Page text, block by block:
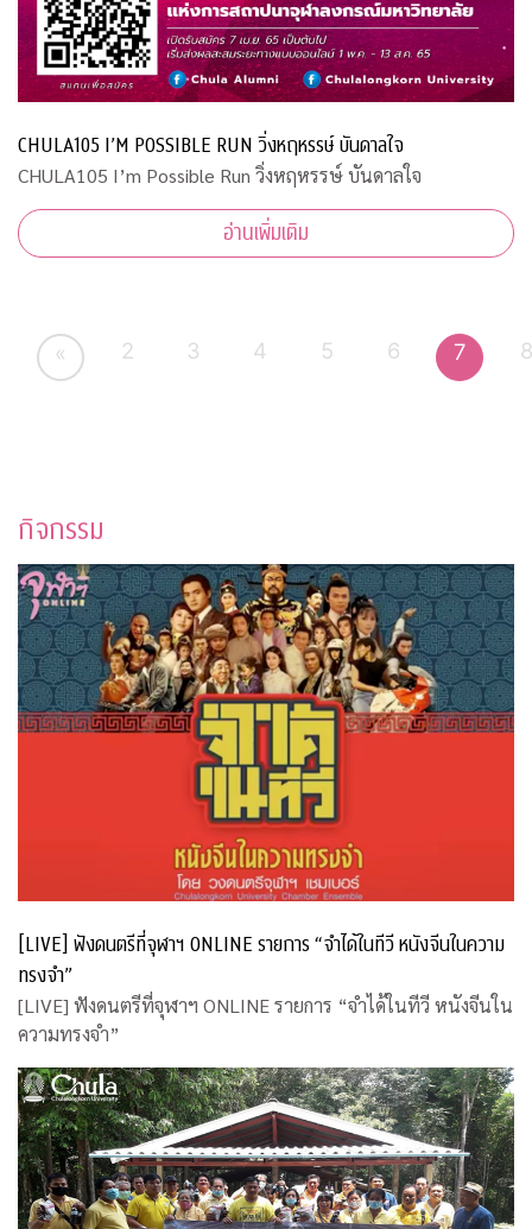
CHULA105 I’M POSSIBLE RUN วิ่งหฤหรรษ์ บันดาลใจ
CHULA105 I’m Possible Run วิ่งหฤหรรษ์ บันดาลใจ
อ่านเพิ่มเติม
« 2 3 4 5 6 7 8
กิจกรรม
[LIVE] ฟังดนตรีที่จุฬาฯ ONLINE รายการ “จำได้ในทีวี หนังจีนในความ
ทรงจำ”
[LIVE] ฟังดนตรีที่จุฬาฯ ONLINE รายการ “จำได้ในทีวี หนังจีนใน
ความทรงจำ”